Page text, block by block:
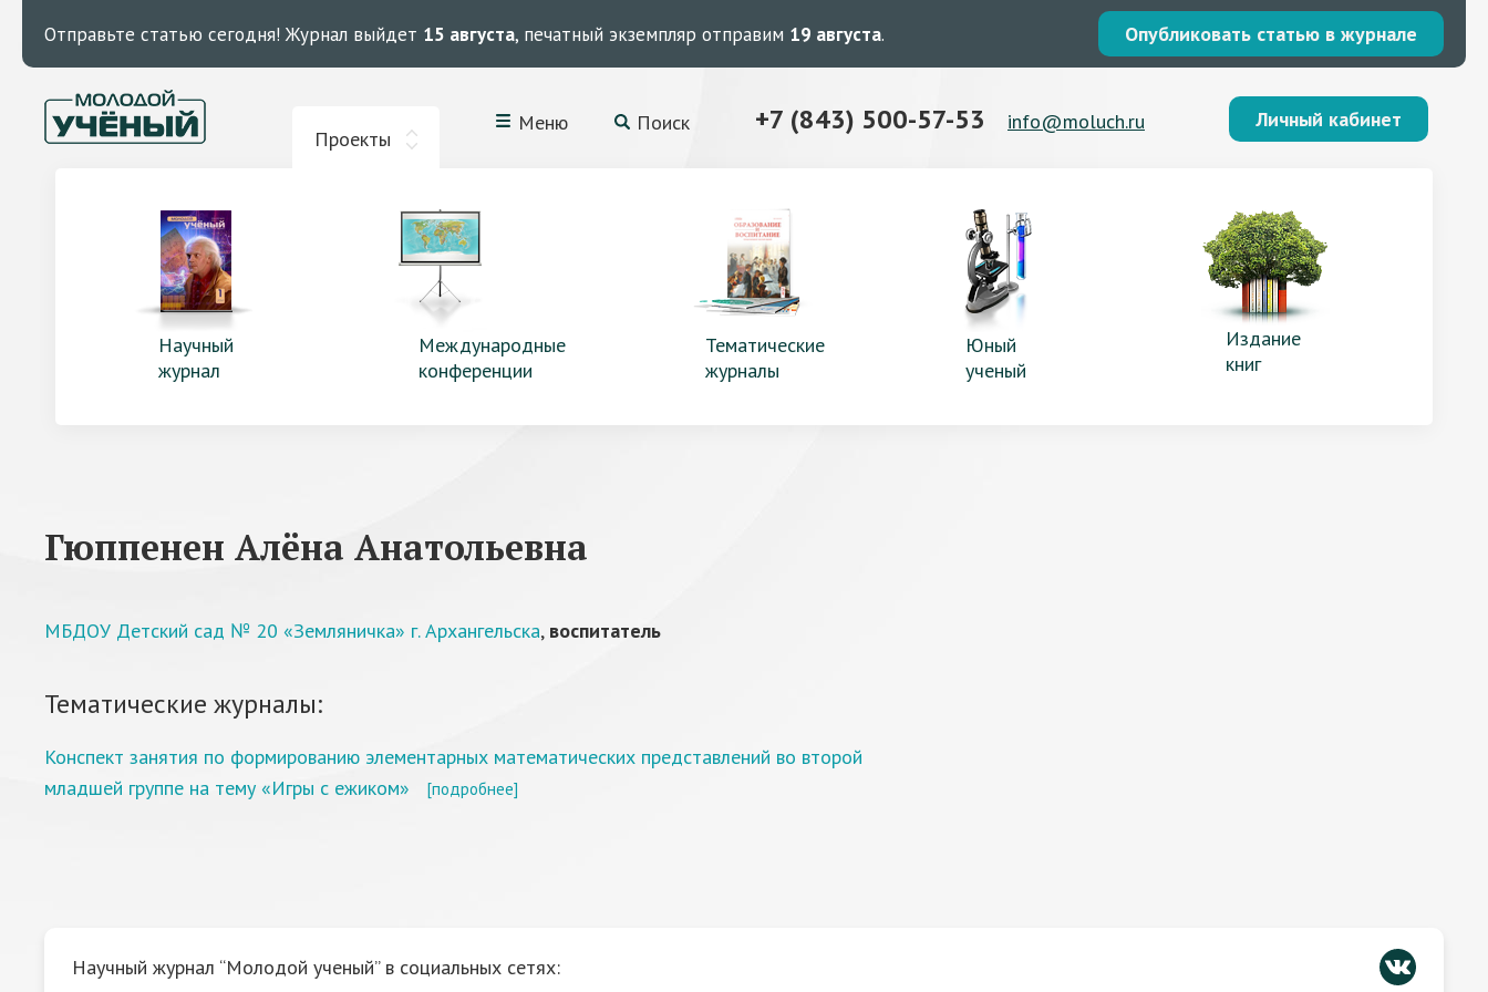
Отправьте статью сегодня! Журнал выйдет 15 августа, печатный экземпляр отправим 19 августа. Опубликовать статью в журнале
Проекты
Меню Поиск +7 (843) 500-57-53 info@moluch.ru Личный кабинет
Научный
журнал
Международные
конференции
Тематические
журналы
Юный
ученый
Издание
книг
Гюппенен Алёна Анатольевна
МБДОУ Детский сад № 20 «Земляничка» г. Архангельска, воспитатель
Тематические журналы:
Конспект занятия по формированию элементарных математических представлений во второй
младшей группе на тему «Игры с ежиком»
[подробнее]
Научный журнал “Молодой ученый” в социальных сетях: